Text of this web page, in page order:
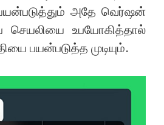
அதே வெர்ஷன்
உபயோகித்தால்
பயன்படுத்த முடியும்.